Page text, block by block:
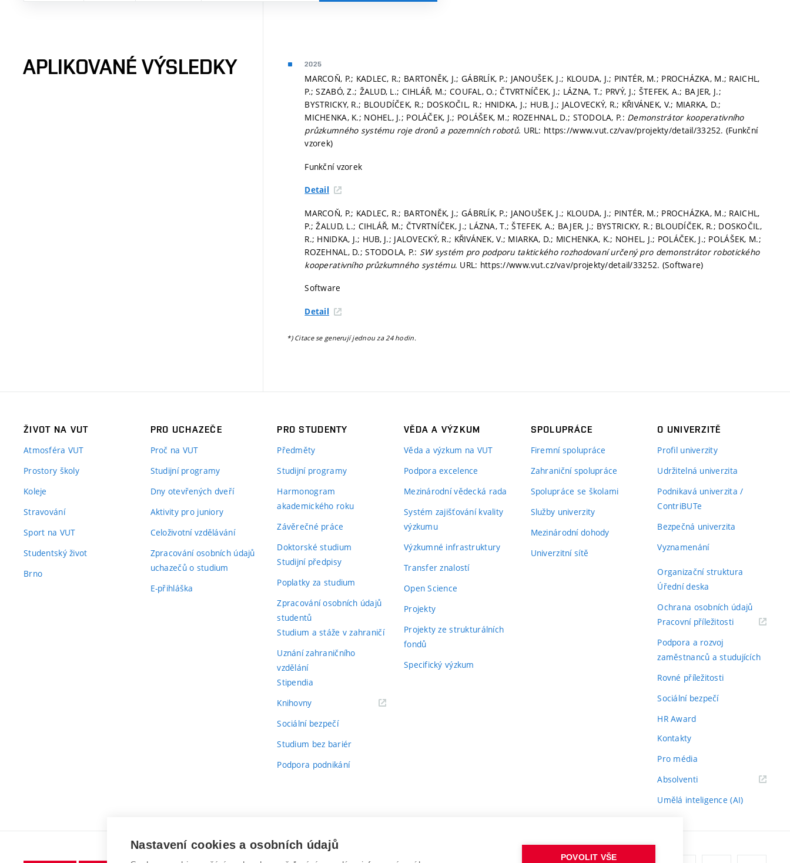
APLIKOVANÉ VÝSLEDKY 2025
MARCOŇ, P.; KADLEC, R.; BARTONĚK, J.; GÁBRLÍK, P.; JANOUŠEK, J.; KLOUDA, J.; PINTÉR, M.; PROCHÁZKA, M.; RAICHL,
P.; SZABÓ, Z.; ŽALUD, L.; CIHLÁŘ, M.; COUFAL, O.; ČTVRTNÍČEK, J.; LÁZNA, T.; PRVÝ, J.; ŠTEFEK, A.; BAJER, J.;
BYSTRICKY, R.; BLOUDÍČEK, R.; DOSKOČIL, R.; HNIDKA, J.; HUB, J.; JALOVECKÝ, R.; KŘIVÁNEK, V.; MIARKA, D.;
MICHENKA, K.; NOHEL, J.; POLÁČEK, J.; POLÁŠEK, M.; ROZEHNAL, D.; STODOLA, P.: Demonstrátor kooperativního
průzkumného systému roje dronů a pozemních robotů. URL: https://www.vut.cz/vav/projekty/detail/33252. (Funkční
vzorek)
Funkční vzorek
Detail
MARCOŇ, P.; KADLEC, R.; BARTONĚK, J.; GÁBRLÍK, P.; JANOUŠEK, J.; KLOUDA, J.; PINTÉR, M.; PROCHÁZKA, M.; RAICHL,
P.; ŽALUD, L.; CIHLÁŘ, M.; ČTVRTNÍČEK, J.; LÁZNA, T.; ŠTEFEK, A.; BAJER, J.; BYSTRICKY, R.; BLOUDÍČEK, R.; DOSKOČIL,
R.; HNIDKA, J.; HUB, J.; JALOVECKÝ, R.; KŘIVÁNEK, V.; MIARKA, D.; MICHENKA, K.; NOHEL, J.; POLÁČEK, J.; POLÁŠEK, M.;
ROZEHNAL, D.; STODOLA, P.: SW systém pro podporu taktického rozhodovaní určený pro demonstrátor robotického
kooperativního průzkumného systému. URL: https://www.vut.cz/vav/projekty/detail/33252. (Software)
Software
Detail
*) Citace se generují jednou za 24 hodin.
ŽIVOT NA VUT
Atmosféra VUT
Prostory školy
Koleje
Stravování
Sport na VUT
Studentský život
Brno
PRO UCHAZEČE
Proč na VUT
Studijní programy
Dny otevřených dveří
Aktivity pro juniory
Celoživotní vzdělávání
Zpracování osobních údajů
uchazečů o studium
E-přihláška
PRO STUDENTY
Předměty
Studijní programy
Harmonogram
akademického roku
Závěrečné práce
Doktorské studium
Studijní předpisy
Poplatky za studium
Zpracování osobních údajů
studentů
Studium a stáže v zahraničí
Uznání zahraničního
vzdělání
Stipendia
Knihovny(externí
Sociální bezpečí
Studium bez bariér
Podpora podnikání
VĚDA A VÝZKUM
Věda a výzkum na VUT
Podpora excelence
Mezinárodní vědecká rada
Systém zajišťování kvality
výzkumu
Výzkumné infrastruktury
Transfer znalostí
Open Science
Projekty
Projekty ze strukturálních
fondů
Specifický výzkum
SPOLUPRÁCE
Firemní spolupráce
Zahraniční spolupráce
Spolupráce se školami
Služby univerzity
Mezinárodní dohody
Univerzitní sítě
O UNIVERZITĚ
Profil univerzity
Udržitelná univerzita
Podnikavá univerzita /
ContriBUTe
Bezpečná univerzita
Vyznamenání
Organizační struktura
Úřední deska
Ochrana osobních údajů
Pracovní příležitosti(externí
Podpora a rozvoj
zaměstnanců a studujících
Rovné příležitosti
Sociální bezpečí
HR Award
Kontakty
Pro média
Absolventi(externí
Umělá inteligence (AI)
Nastavení cookies a osobních údajů
POVOLIT VŠE